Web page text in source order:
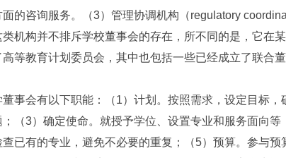
的咨询服务。（3）管理协调机构（regulatory
机构并不排斥学校董事会的存在，所不同的是，它在
等教育计划委员会，其中也包括一些已经成立了联合董
董事会有以下职能：（1）计划。按照需求，设定目标
（3）确定使命。就授予学位、设置专业和服务面向
已有的专业，避免不必要的重复；（5）预算。参与